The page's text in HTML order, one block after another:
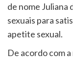
de nome Juliana
sexuais para
apetite sexual.
De acordo com